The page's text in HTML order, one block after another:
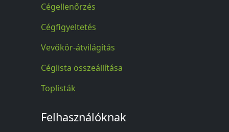
Cégellenőrzés
Cégfigyeltetés
Vevőkör-átvilágítás
Céglista összeállítása
Toplisták
Felhasználóknak